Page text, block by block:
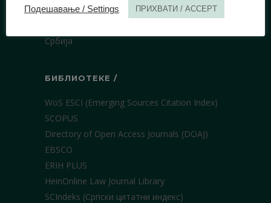
Булевар краља Александра 67
Србија
БИБЛИОТЕКЕ /
WoS ESCI (Emerging Sources Citation Index)
SCOPUS
Directory of Open Access Journals (DOAJ)
EBSCO
ERIH PLUS
HeinOnline Law Journal Library
SCIndeks (Српски цитатни индекс)
Подешавање / Settings ПРИХВАТИ / ACCEPT